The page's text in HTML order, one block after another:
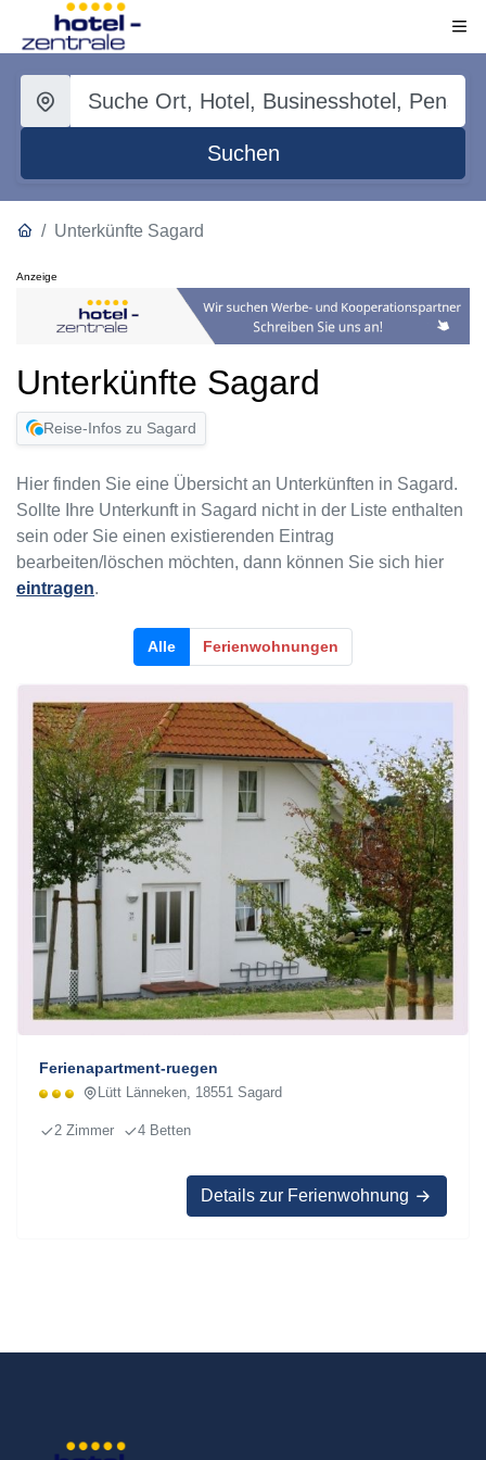
Suchen
Unterkünfte Sagard
Anzeige
Unterkünfte Sagard
Reise-Infos zu Sagard
Hier finden Sie eine Übersicht an Unterkünften in Sagard.
Sollte Ihre Unterkunft in Sagard nicht in der Liste enthalten
sein oder Sie einen existierenden Eintrag
bearbeiten/löschen möchten, dann können Sie sich hier
eintragen.
Alle Ferienwohnungen
Ferienapartment-ruegen
Lütt Länneken, 18551 Sagard
2 Zimmer 4 Betten
Details zur Ferienwohnung